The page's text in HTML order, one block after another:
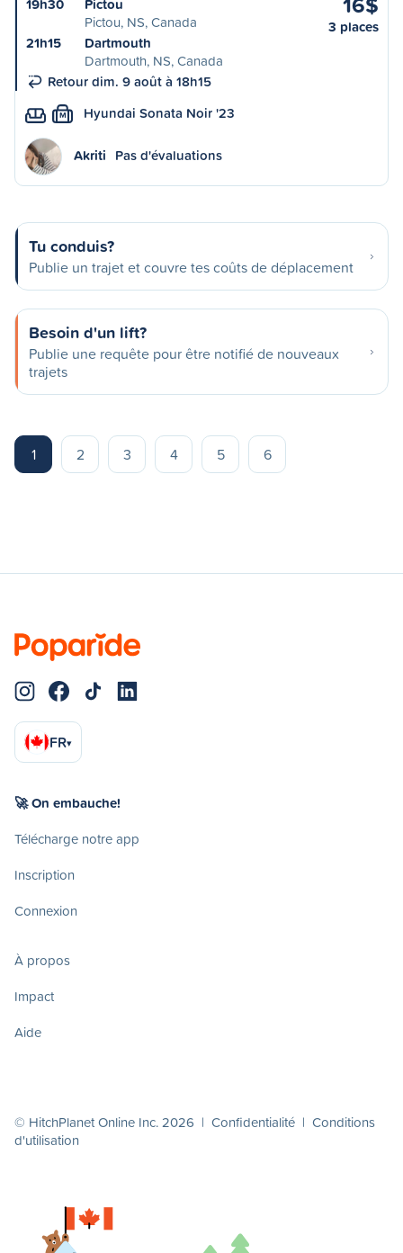
19h30
Pictou
Pictou, NS, Canada
21h15
Dartmouth
Dartmouth, NS, Canada
Retour dim. 9 août à 18h15
3 places
M Hyundai Sonata Noir '23
Akriti Pas d'évaluations
Tu conduis?
Publie un trajet et couvre tes coûts de déplacement
Besoin d'un lift?
Publie une requête pour être notifié de nouveaux
trajets
1 2 3 4 5 6
FR▾
🚀 On embauche!
Télécharge notre app
Inscription
Connexion
À propos
Impact
Aide
© HitchPlanet Online Inc. 2026 | Confidentialité | Conditions
d'utilisation